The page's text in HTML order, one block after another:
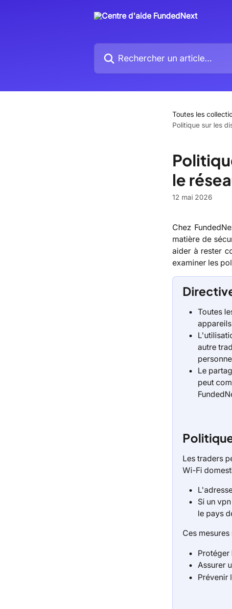
Rechercher un article...
Toutes les
Politique sur les
le
12 mai 2026
Chez
matière de
aider à rester
examiner les
Toutes
autre
Le
peut
Les traders
Wi-Fi
Si un
le pays
Ces
Protéger
Assurer
Prévenir